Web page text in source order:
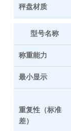
秤盘材质
型号名称
称重能力
最小显示
重复性（标准
差）